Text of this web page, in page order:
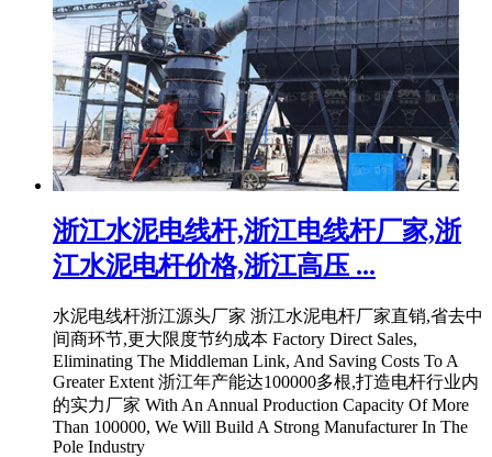
浙江水泥电线杆,浙江电线杆厂家,浙
江水泥电杆价格,浙江高压 ...
水泥电线杆浙江源头厂家 浙江水泥电杆厂家直销,省去中
间商环节,更大限度节约成本 Factory Direct Sales,
Eliminating The Middleman Link, And Saving Costs To A
Greater Extent 浙江年产能达100000多根,打造电杆行业内
的实力厂家 With An Annual Production Capacity Of More
Than 100000, We Will Build A Strong Manufacturer In The
Pole Industry